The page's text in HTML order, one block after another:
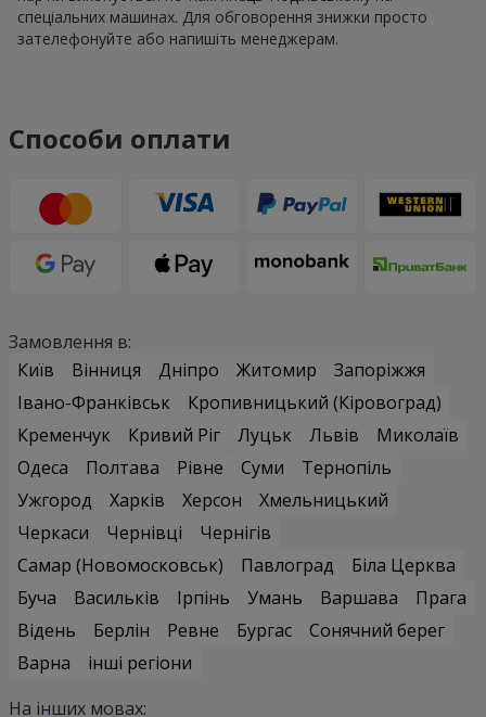
спеціальних машинах. Для обговорення знижки просто
зателефонуйте або напишіть менеджерам.
Способи оплати
Замовлення в:
Київ
Вінниця Дніпро Житомир
Запоріжжя
Івано-Франківськ
Кропивницький (Кіровоград)
Кременчук
Кривий Ріг Луцьк Львів
Миколаїв
Одеса
Полтава Рівне Суми
Тернопіль
Ужгород
Харків Херсон
Хмельницький
Черкаси
Чернівці
Чернігів
Самар (Новомосковськ)
Павлоград
Біла Церква
Буча
Васильків Ірпінь Умань Варшава
Прага
Відень
Берлін Ревне Бургас
Сонячний берег
Варна
інші регіони
На інших мовах: